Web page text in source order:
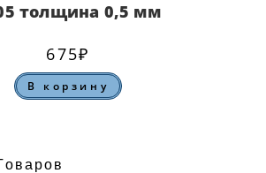
толщина 0,5 мм
675₽
В корзину